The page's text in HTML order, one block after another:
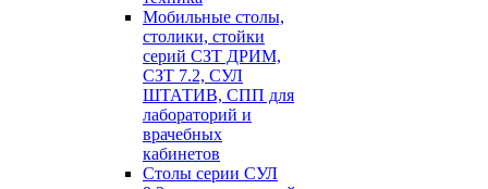
Мобильные столы,
столики, стойки
серий СЗТ ДРИМ,
СЗТ 7.2, СУЛ
ШТАТИВ, СПП для
лабораторий и
врачебных
кабинетов
Столы серии СУЛ